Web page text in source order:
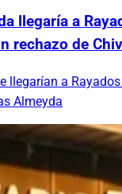
llegaría a
rechazo de
llegarían a
Almeyda